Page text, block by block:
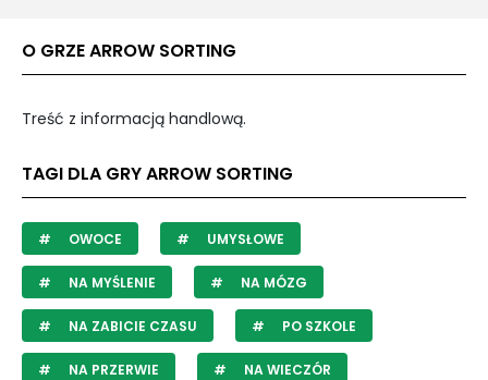
O GRZE ARROW SORTING
Treść z informacją handlową.
TAGI DLA GRY ARROW SORTING
OWOCE UMYSŁOWE
NA MYŚLENIE NA MÓZG
NA ZABICIE CZASU PO SZKOLE
NA PRZERWIE NA WIECZÓR